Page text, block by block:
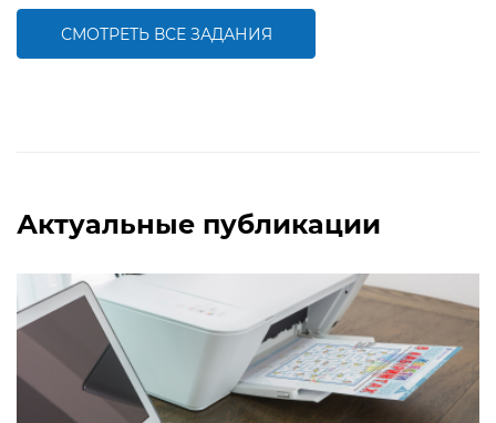
работать с числами первого десятка
СМОТРЕТЬ ВСЕ ЗАДАНИЯ
Актуальные публикации